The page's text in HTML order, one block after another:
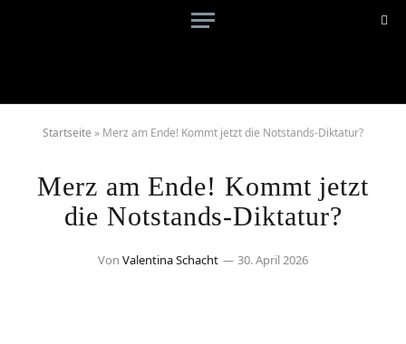
Startseite » Merz am Ende! Kommt jetzt die Notstands-Diktatur?
Merz am Ende! Kommt jetzt
die Notstands-Diktatur?
Von Valentina Schacht 30. April 2026